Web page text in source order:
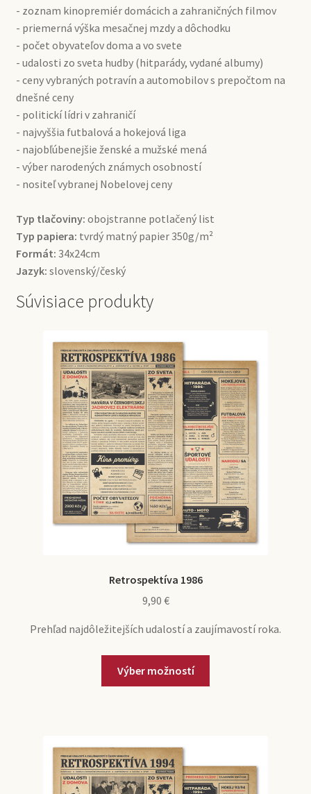
- zoznam kinopremiér domácich a zahraničných filmov
- priemerná výška mesačnej mzdy a dôchodku
- počet obyvateľov doma a vo svete
- udalosti zo sveta hudby (hitparády, vydané albumy)
- ceny vybraných potravín a automobilov s prepočtom na
dnešné ceny
- politickí lídri v zahraničí
- najvyššia futbalová a hokejová liga
- najobľúbenejšie ženské a mužské mená
- výber narodených známych osobností
- nositeľ vybranej Nobelovej ceny
Typ tlačoviny: obojstranne potlačený list
Typ papiera: tvrdý matný papier 350g/m²
Formát: 34x24cm
Jazyk: slovenský/český
Súvisiace produkty
Retrospektíva 1986
9,90 €
Prehľad najdôležitejších udalostí a zaujímavostí roka.
Výber možností
si
môžete